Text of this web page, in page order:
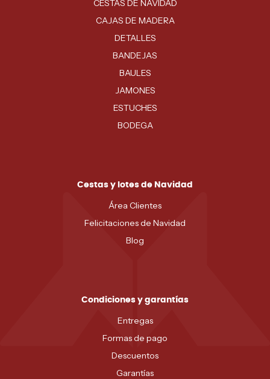
CESTAS DE NAVIDAD
CAJAS DE MADERA
DETALLES
BANDEJAS
BAULES
JAMONES
ESTUCHES
BODEGA
Cestas y lotes de Navidad
Área Clientes
Felicitaciones de Navidad
Blog
Condiciones y garantías
Entregas
Formas de pago
Descuentos
Garantías